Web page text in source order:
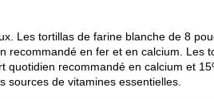
Les tortillas de farine blanche de 8
en fer et en calcium. Les
recommandé en calcium et
sources de vitamines essentielles.